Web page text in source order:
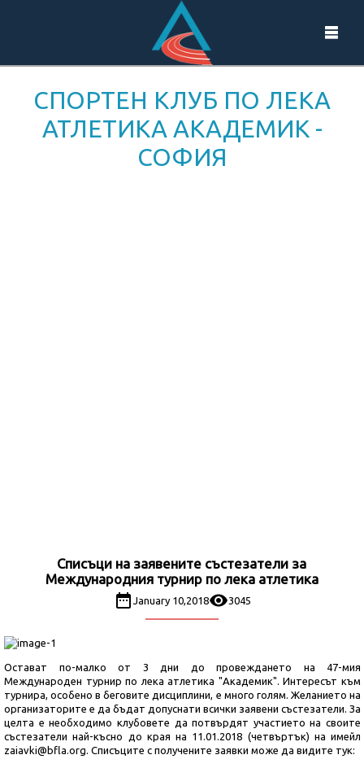
СПОРТЕН КЛУБ ПО ЛЕКА
АТЛЕТИКА АКАДЕМИК -
СОФИЯ
Списъци на заявените състезатели за
Международния турнир по лека атлетика
January 10,2018 3045
Остават по-малко от 3 дни до провеждането на 47-мия
Международен турнир по лека атлетика "Академик". Интересът към
турнира, особено в беговите дисциплини, е много голям. Желанието на
организаторите е да бъдат допуснати всички заявени състезатели. За
целта е необходимо клубовете да потвърдят участието на своите
състезатели най-късно до края на 11.01.2018 (четвъртък) на имейл
zaiavki@bfla.org. Списъците с получените заявки може да видите тук: